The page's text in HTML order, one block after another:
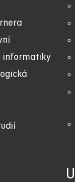
informatiky